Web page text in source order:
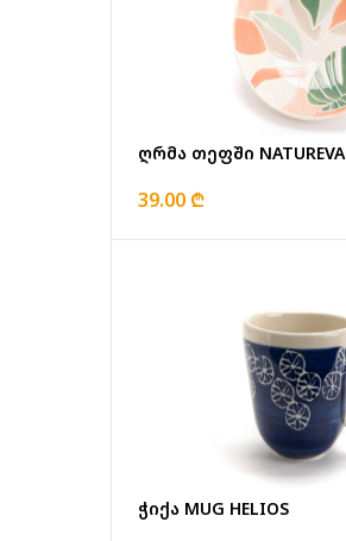
ღრმა თეფში NATUREVA
39.00 ₾
ჭიქა MUG HELIOS